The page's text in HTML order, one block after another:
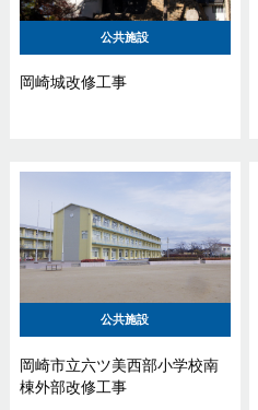
公共施設
岡崎城改修工事
公共施設
岡崎市立六ツ美西部小学校南
棟外部改修工事